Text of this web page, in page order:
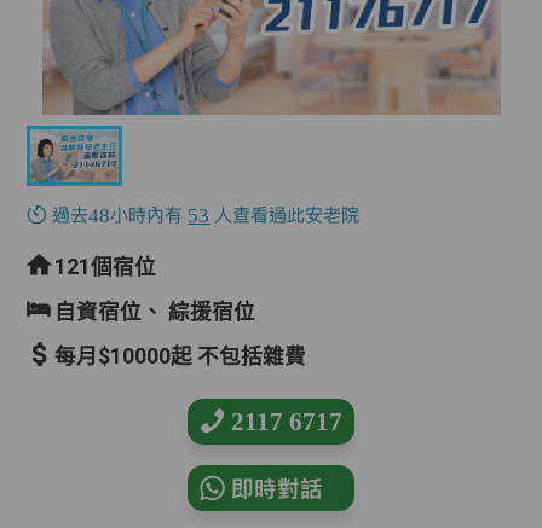
過去48小時內有 53 人查看過此安老院
121個宿位
自資宿位、綜援宿位
每月$10000起 不包括雜費
2117 6717
即時對話